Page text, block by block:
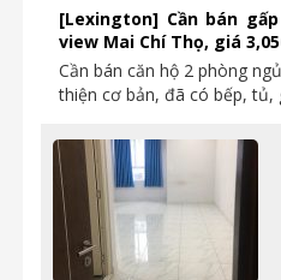
[Lexington] Cần bán
view Mai Chí Thọ, giá
Cần bán căn hộ 2 phòng
thiện cơ bản, đã có bếp, tủ,